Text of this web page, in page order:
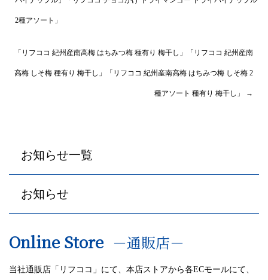
ナ2種アソート」
「リフココ 紀州産南高梅 はちみつ梅 種有り 梅干し」「リフココ 紀州産南
高梅 しそ梅 種有り 梅干し」「リフココ 紀州産南高梅 はちみつ梅 しそ梅 2
種アソート 種有り 梅干し」 →
お知らせ一覧
お知らせ
Online Store －通販店－
当社通販店「リフココ」にて、本店ストアから各ECモールにて、